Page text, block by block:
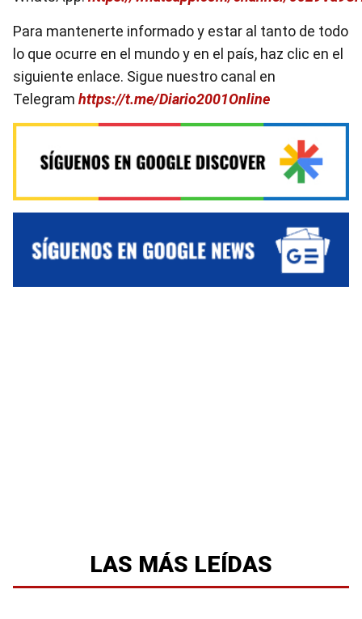
Para mantenerte informado y estar al tanto de todo
lo que ocurre en el mundo y en el país, haz clic en el
siguiente enlace. Sigue nuestro canal en
Telegram https://t.me/Diario2001Online
LAS MÁS LEÍDAS